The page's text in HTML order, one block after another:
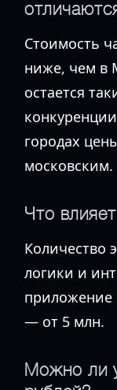
Стоимость
ниже, чем в
остается
городах
московским.
Что
Количество
логики и
приложение
— от 5 млн.
Можно ли